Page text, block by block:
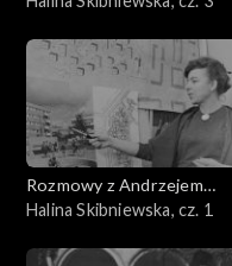
Rozmowy z Andrzejem
Doboszem
Halina Skibniewska, cz. 1